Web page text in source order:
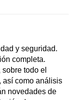
y seguridad.
completa.
todo el
así como análisis
novedades de